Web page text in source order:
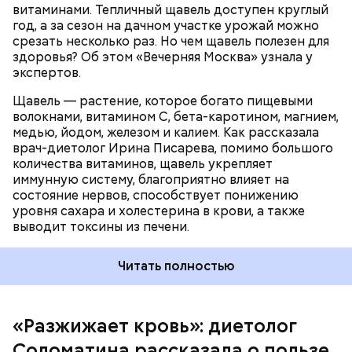
витаминами. Тепличный щавель доступен круглый
год, а за сезон на дачном участке урожай можно
срезать несколько раз. Но чем щавель полезен для
здоровья? Об этом «Вечерняя Москва» узнала у
экспертов.
Щавель — растение, которое богато пищевыми
волокнами, витамином С, бета-каротином, магнием,
медью, йодом, железом и калием. Как рассказала
врач-диетолог Ирина Писарева, помимо большого
количества витаминов, щавель укрепляет
иммунную систему, благоприятно влияет на
состояние нервов, способствует понижению
уровня сахара и холестерина в крови, а также
выводит токсины из печени.
Читать полностью
«Разжижает кровь»: диетолог
Диетолог отметила, что норма потребления
оболочки кишечника и могут вызвать обострение,
— предупредила Соломатина.